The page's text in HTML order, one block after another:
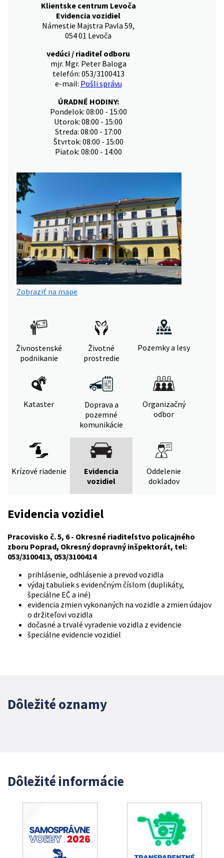
Klientske centrum Levoča
Evidencia vozidiel
Námestie Majstra Pavla 59,
054 01 Levoča
vedúci / riaditeľ odboru
mjr. Mgr. Peter Baloga
telefón: 053/3100413
e-mail: Pošli správu
ÚRADNÉ HODINY:
Pondelok: 08:00 - 15:00
Utorok: 08:00 - 15:00
Streda: 08:00 - 17:00
Štvrtok: 08:00 - 15:00
Piatok: 08:00 - 14:00
Zobraziť na mape
Živnostenské
podnikanie
Životné
prostredie
Pozemky a lesy
Kataster
Doprava a
pozemné
komunikácie
Organizačný
odbor
Krízové riadenie
Evidencia
vozidiel
Oddelenie
dokladov
Evidencia vozidiel
Pracovisko č. 5, 6 - Okresné riaditeľstvo policajného
zboru Poprad, Okresný dopravný inšpektorát, tel:
053/3100413, 053/3100414
prihlásenie, odhlásenie a prevod vozidla
výdaj tabuliek s evidenčným číslom (duplikáty,
špeciálne EČ a iné)
evidencia zmien vykonaných na vozidle a zmien údajov
o držiteľovi vozidla
dočasné a trvalé vyradenie vozidla z evidencie
špeciálne evidencie vozidiel
Dôležité oznamy
Dôležité informácie